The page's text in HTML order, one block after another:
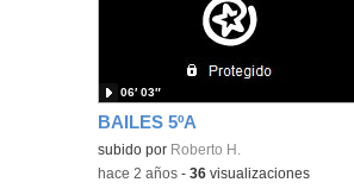
BAILES 5ºA
subido por Roberto H.
06′ 03″
-hace 2 años -36 visualizaciones